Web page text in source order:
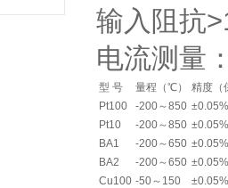
输入阻抗
电流测量
型 号 量程（℃）
精度（
Pt100
-200～850
Pt10
-200～850
BA1
-200～650
BA2
-200～650
Cu100 -50～150